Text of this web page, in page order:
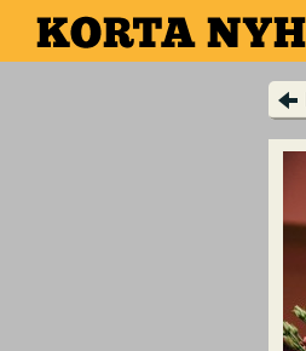
Hoppa
till